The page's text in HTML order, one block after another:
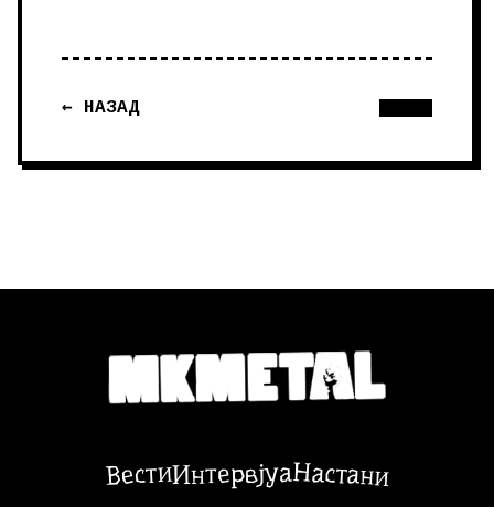
← НАЗАД
ВестиИнтервјуаНастани